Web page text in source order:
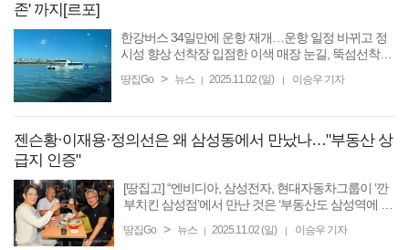
존' 까지[르포]
한강버스 34일만에 운항 재개…운항 일정 바뀌고 정
시성 향상 선착장 입점한 이색 매장 눈길, 뚝섬선착장
서구 가양동 9호선 양천향교역에서 내려 한강변을 향
땅집Go > 뉴스 | 2025.11.02 (일) | 이승우 기자
젠슨황·이재용·정의선은 왜 삼성동에서 만났나…"부동산 상
급지 인증"
[땅집고] “엔비디아, 삼성전자, 현대자동차그룹이 ‘깐
부치킨 삼성점’에서 만난 것은 ‘부동산도 삼성역에 가
대 부동산커뮤니티 ‘부동산스터디’에서도 글로벌 ...
땅집Go > 뉴스 | 2025.11.02 (일) | 이승우 기자